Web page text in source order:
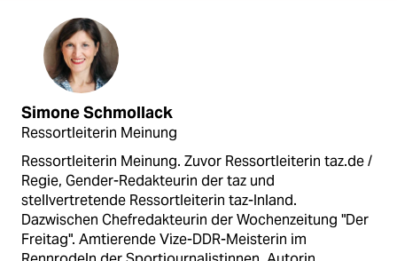
Simone Schmollack
Ressortleiterin Meinung
Ressortleiterin Meinung. Zuvor Ressortleiterin taz.de /
Regie, Gender-Redakteurin der taz und
stellvertretende Ressortleiterin taz-Inland.
Dazwischen Chefredakteurin der Wochenzeitung "Der
Freitag". Amtierende Vize-DDR-Meisterin im